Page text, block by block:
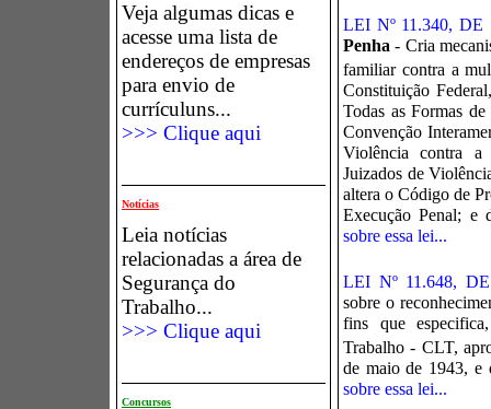
Veja algumas dicas e
acesse uma lista de
endereços de empresas
para envio de
currículuns...
>>> Clique aqui
Notícias
Leia notícias
relacionadas a área de
Segurança do
Trabalho...
>>> Clique aqui
Concursos
LEI Nº 11.340,
Penha - Cria
familiar contra a
Constituição
Todas as Formas
Convenção
Violência contra
Juizados de
altera o Código de
Execução Penal; e
sobre essa lei...
LEI Nº 11.648,
sobre o
fins que
Trabalho - CLT,
de maio de 1943,
sobre essa lei...